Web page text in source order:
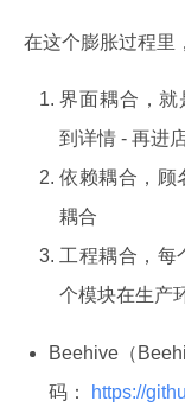
在这个膨胀过程里
界面耦合，
到详情 - 再进
依赖耦合，顾
耦合
工程耦合，每
个模块在生产
Beehive（
码：
https://